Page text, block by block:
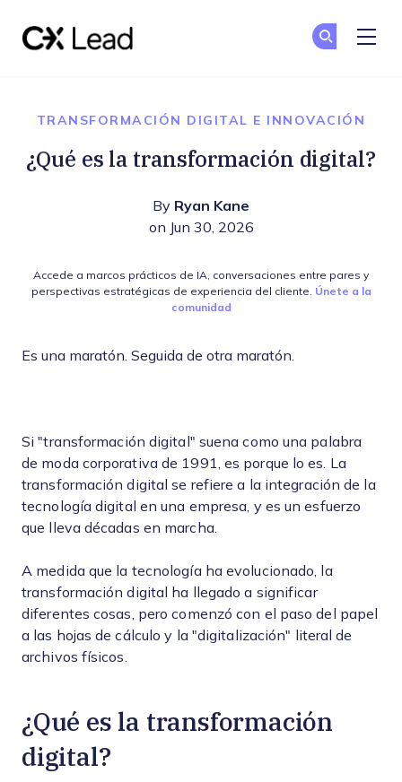
TRANSFORMACIÓN DIGITAL E INNOVACIÓN
¿Qué es la transformación digital?
By Ryan Kane
on Jun 30, 2026
Accede a marcos prácticos de IA, conversaciones entre pares y
perspectivas estratégicas de experiencia del cliente. Únete a la
comunidad
Es una maratón. Seguida de otra maratón.
Si "transformación digital" suena como una palabra
de moda corporativa de 1991, es porque lo es. La
transformación digital se refiere a la integración de la
tecnología digital en una empresa, y es un esfuerzo
que lleva décadas en marcha.
A medida que la tecnología ha evolucionado, la
transformación digital ha llegado a significar
diferentes cosas, pero comenzó con el paso del papel
a las hojas de cálculo y la "digitalización" literal de
archivos físicos.
¿Qué es la transformación
digital?